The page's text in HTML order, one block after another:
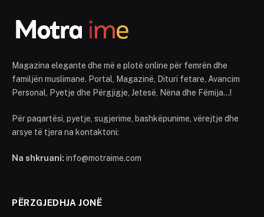
Magazina elegante dhe më e plotë online për femrën dhe
familjën muslimane. Portal, Magazinë, Dituri fetare, Avancim
Personal, Pyetje dhe Përgjigje, Jetesë, Nëna dhe Fëmija...!
Për paqartësi, pyetje, sugjerime, bashkëpunime, vërejtje dhe
arsye të tjera na kontaktoni:
Na shkruani: info@motraime.com
PËRZGJEDHJA JONË